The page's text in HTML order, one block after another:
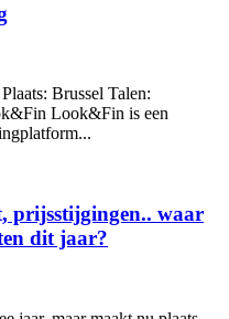
Brussel Talen:
Look&Fin is een
prijsstijgingen.. waar
dit jaar?